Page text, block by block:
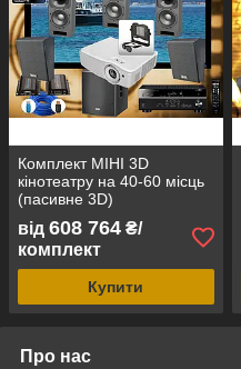
Комплект МІНІ 3D
кінотеатру на 40-60 місць
(пасивне 3D)
від 608 764 ₴/
комплект
Купити
Про нас